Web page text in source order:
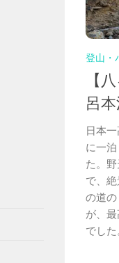
登山・
【
呂
日本
に一
た。
で、
の道
が、
でした